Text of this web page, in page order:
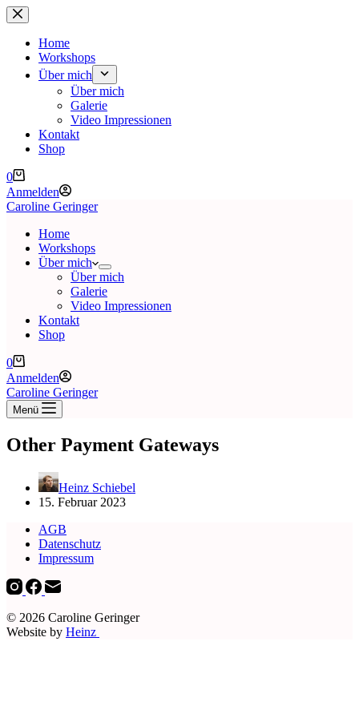
Zum
Inhalt
springenHome
Workshops
Über mich
Über mich
Galerie
Video Impressionen
Kontakt
Shop
Warenkorb
0
Anmelden
Caroline Geringer
Home
Workshops
Über mich
Über mich
Galerie
Video Impressionen
Kontakt
Shop
Warenkorb
0
Anmelden
Caroline Geringer
Menü
Other Payment Gateways
Heinz Schiebel
15. Februar 2023
AGB
Datenschutz
Impressum
© 2026 Caroline Geringer
Website by Heinz